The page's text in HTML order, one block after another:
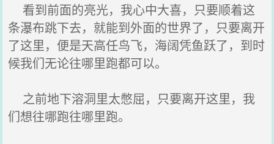
看到前面的亮光，我心中大喜，只要顺着这
条瀑布跳下去，就能到外面的世界了，只要离开
了这里，便是天高任鸟飞，海阔凭鱼跃了，到时
候我们无论往哪里跑都可以。
之前地下溶洞里太憋屈，只要离开这里，我
们想往哪跑往哪里跑。